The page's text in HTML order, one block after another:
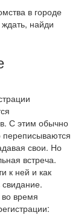
в городе
найди
С этим обычно
переписываются
свои. Но
встреча.
к ней и как
время